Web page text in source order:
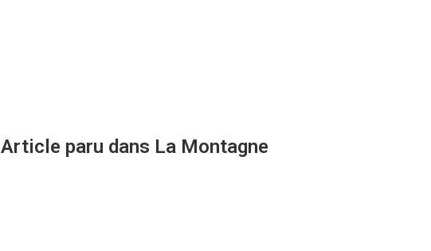
Article paru dans La Montagne